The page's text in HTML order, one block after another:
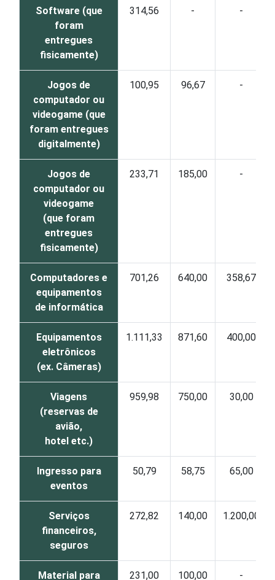
Software (que
foram
entregues
fisicamente)
314,56 - -
Jogos de
computador ou
videogame (que
foram entregues
digitalmente)
100,95 96,67 -
Jogos de
computador ou
videogame
(que foram
entregues
fisicamente)
233,71 185,00 -
Computadores e
equipamentos
de informática
701,26 640,00 358,67
Equipamentos
eletrônicos
(ex. Câmeras)
1.111,33 871,60 400,00
Viagens
(reservas de
avião,
hotel etc.)
959,98 750,00 30,00
Ingresso para
eventos
50,79 58,75 65,00
Serviços
financeiros,
seguros
272,82 140,00 1.200,00
Material para 231,00 100,00 -